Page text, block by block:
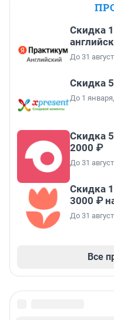
Скидка
До 31
Скидка
До 1
Скидка
2000 ₽
До 31
Скидка
3000 ₽
До 31
Все